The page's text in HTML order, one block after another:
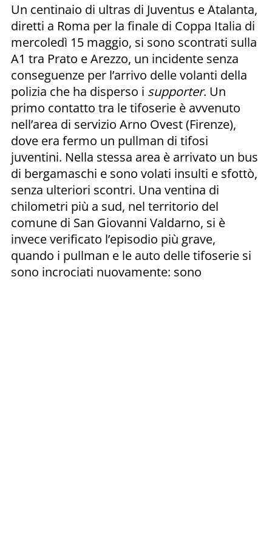
Un centinaio di ultras di Juventus e Atalanta,
diretti a Roma per la finale di Coppa Italia di
mercoledì 15 maggio, si sono scontrati sulla
A1 tra Prato e Arezzo, un incidente senza
conseguenze per l’arrivo delle volanti della
polizia che ha disperso i supporter. Un
primo contatto tra le tifoserie è avvenuto
nell’area di servizio Arno Ovest (Firenze),
dove era fermo un pullman di tifosi
juventini. Nella stessa area è arrivato un bus
di bergamaschi e sono volati insulti e sfottò,
senza ulteriori scontri. Una ventina di
chilometri più a sud, nel territorio del
comune di San Giovanni Valdarno, si è
invece verificato l’episodio più grave,
quando i pullman e le auto delle tifoserie si
sono incrociati nuovamente: sono